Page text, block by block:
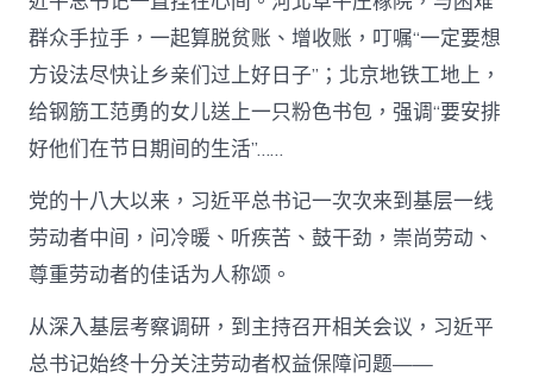
群众手拉手，一起算脱贫账、增收账，叮嘱“一定要想
方设法尽快让乡亲们过上好日子”；北京地铁工地上，
给钢筋工范勇的女儿送上一只粉色书包，强调“要安排
好他们在节日期间的生活”……
党的十八大以来，习近平总书记一次次来到基层一线
劳动者中间，问冷暖、听疾苦、鼓干劲，崇尚劳动、
尊重劳动者的佳话为人称颂。
从深入基层考察调研，到主持召开相关会议，习近平
总书记始终十分关注劳动者权益保障问题——